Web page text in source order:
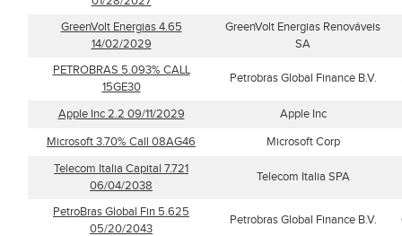
GreenVolt Energias 4.65
14/02/2029
GreenVolt Energias Renováveis
SA
PETROBRAS 5.093% CALL
15GE30
Petrobras Global Finance B.V.
Apple Inc 2.2 09/11/2029
Apple Inc
Microsoft 3.70% Call 08AG46
Microsoft Corp
Telecom Italia Capital 7.721
06/04/2038
Telecom Italia SPA
PetroBras Global Fin 5.625
05/20/2043
Petrobras Global Finance B.V.